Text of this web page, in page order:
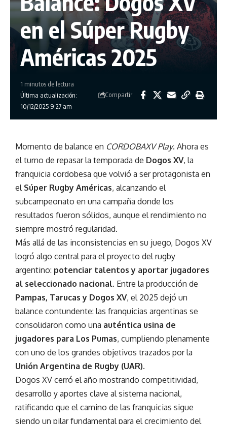
en el Súper Rugby
Américas 2025
Última actualización:
10/12/2025 9:27 am
1 minutos de lectura
Compartir
Momento de balance en CORDOBAXV Play. Ahora es
el turno de repasar la temporada de Dogos XV, la
franquicia cordobesa que volvió a ser protagonista en
el Súper Rugby Américas, alcanzando el
subcampeonato en una campaña donde los
resultados fueron sólidos, aunque el rendimiento no
siempre mostró regularidad.
Más allá de las inconsistencias en su juego, Dogos XV
logró algo central para el proyecto del rugby
argentino: potenciar talentos y aportar jugadores
al seleccionado nacional. Entre la producción de
Pampas, Tarucas y Dogos XV, el 2025 dejó un
balance contundente: las franquicias argentinas se
consolidaron como una auténtica usina de
jugadores para Los Pumas, cumpliendo plenamente
con uno de los grandes objetivos trazados por la
Unión Argentina de Rugby (UAR).
Dogos XV cerró el año mostrando competitividad,
desarrollo y aportes clave al sistema nacional,
ratificando que el camino de las franquicias sigue
siendo un pilar fundamental para el crecimiento del